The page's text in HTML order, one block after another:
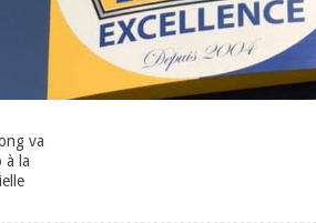
va
à la